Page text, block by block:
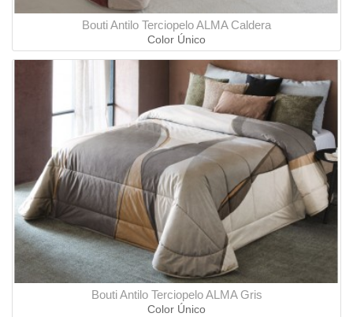
Bouti Antilo Terciopelo ALMA Caldera
Color Único
Bouti Antilo Terciopelo ALMA Gris
Color Único